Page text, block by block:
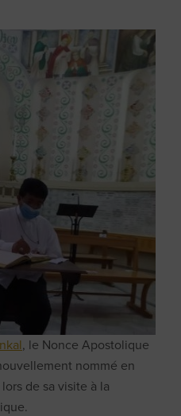
, le Nonce Apostolique
nommé en
de sa visite à la